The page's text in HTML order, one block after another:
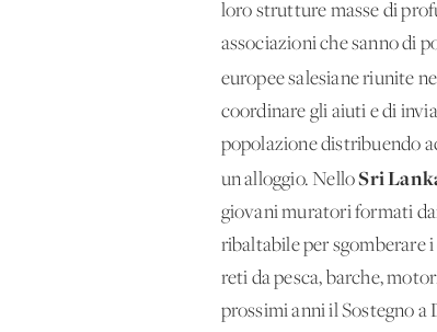
loro strutture masse di
associazioni che sanno di
europee salesiane riunite
coordinare gli aiuti e di
popolazione distribuendo
un alloggio. NelloSri
giovani muratori formati
ribaltabile per sgomberare
reti da pesca, barche,
prossimi anni il Sostegno